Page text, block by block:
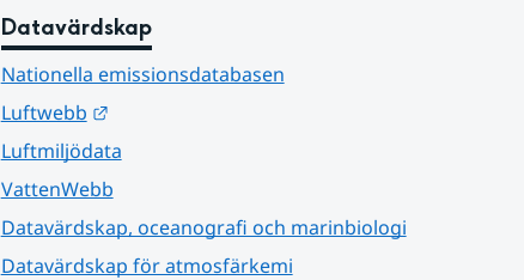
Datavärdskap
Nationella emissionsdatabasen
Luftwebb
Länk till annan webbplats.
Luftmiljödata
VattenWebb
Datavärdskap, oceanografi och marinbiologi
Datavärdskap för atmosfärkemi